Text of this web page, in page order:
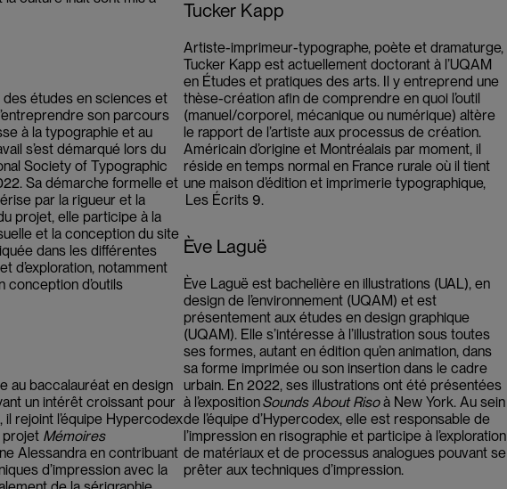
des études en sciences et
son parcours
à la typographie et au
s’est démarqué lors du
Society of Typographic
Sa démarche formelle et
par la rigueur et la
projet, elle participe à la
et la conception du site
dans les différentes
d’exploration, notamment
conception d’outils
au baccalauréat en design
un intérêt croissant pour
rejoint l’équipe Hypercodex
projet Mémoires
Alessandra en contribuant
d’impression avec la
Tucker Kapp
Artiste-imprimeur-typographe, poète et dramaturge,
Tucker Kapp est actuellement doctorant à l’UQAM
en Études et pratiques des arts. Il y entreprend une
thèse-création afin de comprendre en quoi l’outil
(manuel/corporel, mécanique ou numérique) altère
le rapport de l’artiste aux processus de création.
Américain d’origine et Montréalais par moment, il
réside en temps normal en France rurale où il tient
une maison d’édition et imprimerie typographique,
Les Écrits 9.
Ève Laguë
Ève Laguë est bachelière en illustrations (UAL), en
design de l’environnement (UQAM) et est
présentement aux études en design graphique
(UQAM). Elle s’intéresse à l’illustration sous toutes
ses formes, autant en édition qu’en animation, dans
sa forme imprimée ou son insertion dans le cadre
urbain. En 2022, ses illustrations ont été présentées
à l’expositionSounds About Risoà New York. Au sein
de l’équipe d’Hypercodex, elle est responsable de
l’impression en risographie et participe à l’exploration
de matériaux et de processus analogues pouvant se
prêter aux techniques d’impression.